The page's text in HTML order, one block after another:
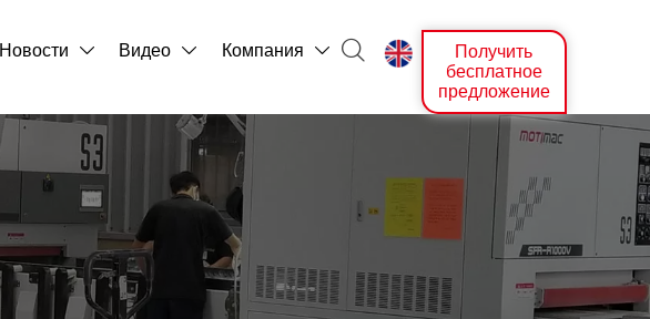
Новости  Видео  Компания   
Получить
бесплатное
предложение